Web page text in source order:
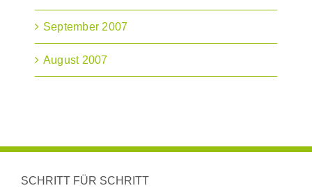
September 2007
August 2007
SCHRITT FÜR SCHRITT